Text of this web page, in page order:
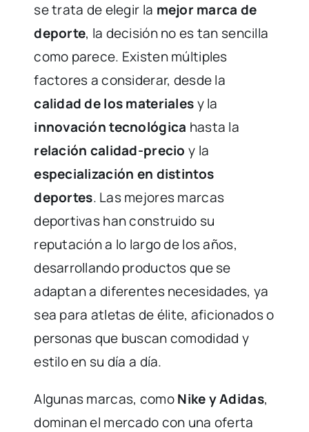
se trata de elegir la mejor marca de
deporte, la decisión no es tan sencilla
como parece. Existen múltiples
factores a considerar, desde la
calidad de los materialesy la
innovación tecnológica hasta la
relación calidad-precio y la
especialización en distintos
deportes. Las mejores marcas
deportivas han construido su
reputación a lo largo de los años,
desarrollando productos que se
adaptan a diferentes necesidades, ya
sea para atletas de élite, aficionados o
personas que buscan comodidad y
estilo en su día a día.
Algunas marcas, comoNike y Adidas,
dominan el mercado con una oferta